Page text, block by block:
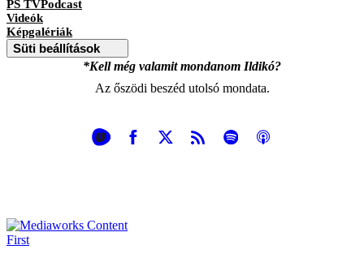
PS TVPodcast
Videók
Képgalériák
Süti beállítások
*Kell még valamit mondanom Ildikó?
Az őszödi beszéd utolsó mondata.